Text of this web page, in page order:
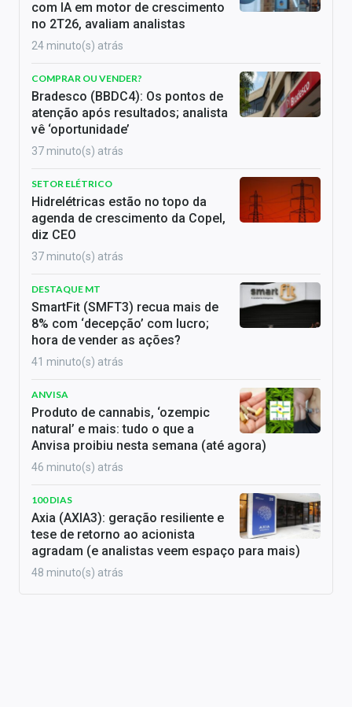
com IA em motor de crescimento
no 2T26, avaliam analistas
24 minuto(s) atrás
COMPRAR OU VENDER?
Bradesco (BBDC4): Os pontos de
atenção após resultados; analista
vê ‘oportunidade’
37 minuto(s) atrás
SETOR ELÉTRICO
Hidrelétricas estão no topo da
agenda de crescimento da Copel,
diz CEO
37 minuto(s) atrás
DESTAQUE MT
SmartFit (SMFT3) recua mais de
8% com ‘decepção’ com lucro;
hora de vender as ações?
41 minuto(s) atrás
ANVISA
Produto de cannabis, ‘ozempic
natural’ e mais: tudo o que a
Anvisa proibiu nesta semana (até agora)
46 minuto(s) atrás
100 DIAS
Axia (AXIA3): geração resiliente e
tese de retorno ao acionista
agradam (e analistas veem espaço para mais)
48 minuto(s) atrás